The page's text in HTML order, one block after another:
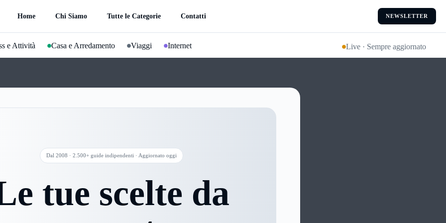
Home Chi Siamo Tutte le Categorie Contatti NEWSLETTER
e Attività Casa e Arredamento Viaggi Internet Live · Sempre aggiornato
Dal 2008 · 2.500+ guide indipendenti · Aggiornato oggi
tue scelte da